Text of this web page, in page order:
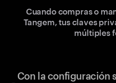
Cuando compras o
Tangem, tus claves
múltiples
Con la configuración